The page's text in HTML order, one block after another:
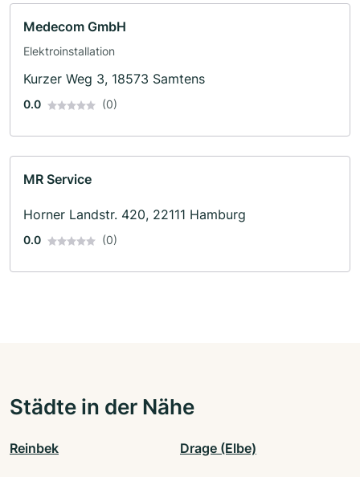
Medecom GmbH
Elektroinstallation
Kurzer Weg 3, 18573 Samtens
0.0 (0)
MR Service
Horner Landstr. 420, 22111 Hamburg
0.0 (0)
Städte in der Nähe
Reinbek Drage (Elbe)